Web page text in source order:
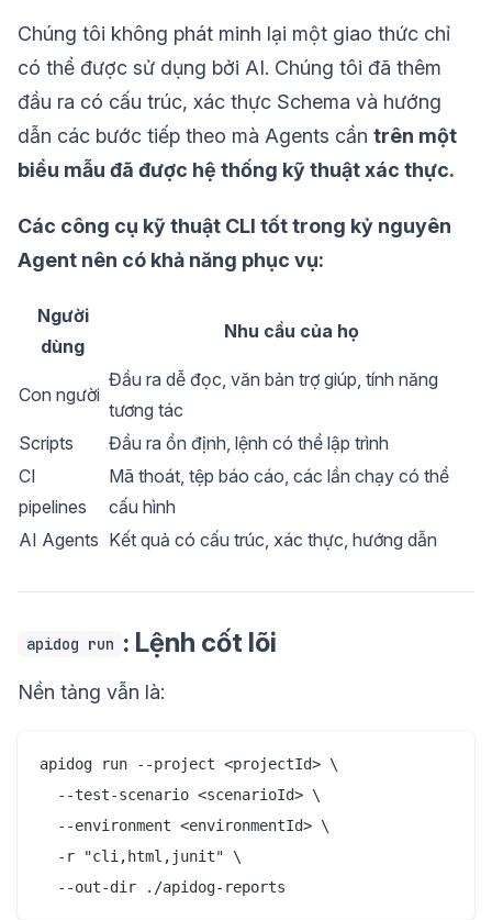
Chúng tôi không phát minh lại một giao thức chỉ
có thể được sử dụng bởi AI. Chúng tôi đã thêm
đầu ra có cấu trúc, xác thực Schema và hướng
dẫn các bước tiếp theo mà Agents cần trên một
biểu mẫu đã được hệ thống kỹ thuật xác thực.
Các công cụ kỹ thuật CLI tốt trong kỷ nguyên
Agent nên có khả năng phục vụ:
Người
dùng
Nhu cầu của họ
Con người
Đầu ra dễ đọc, văn bản trợ giúp, tính năng
tương tác
Scripts
Đầu ra ổn định, lệnh có thể lập trình
CI
pipelines
Mã thoát, tệp báo cáo, các lần chạy có thể
cấu hình
AI Agents Kết quả có cấu trúc, xác thực, hướng dẫn
apidog run : Lệnh cốt lõi
Nền tảng vẫn là:
apidog run --project <projectId> \
  --test-scenario <scenarioId> \
  --environment <environmentId> \
  -r "cli,html,junit" \
  --out-dir ./apidog-reports